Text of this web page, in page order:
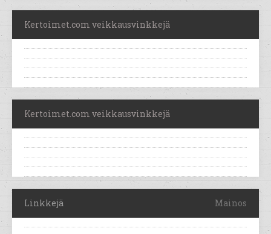
Kertoimet.com veikkausvinkkejä
Kertoimet.com veikkausvinkkejä
Linkkejä Mainos